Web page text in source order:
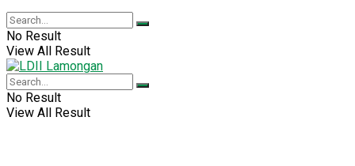
No Result
View All Result
No Result
View All Result